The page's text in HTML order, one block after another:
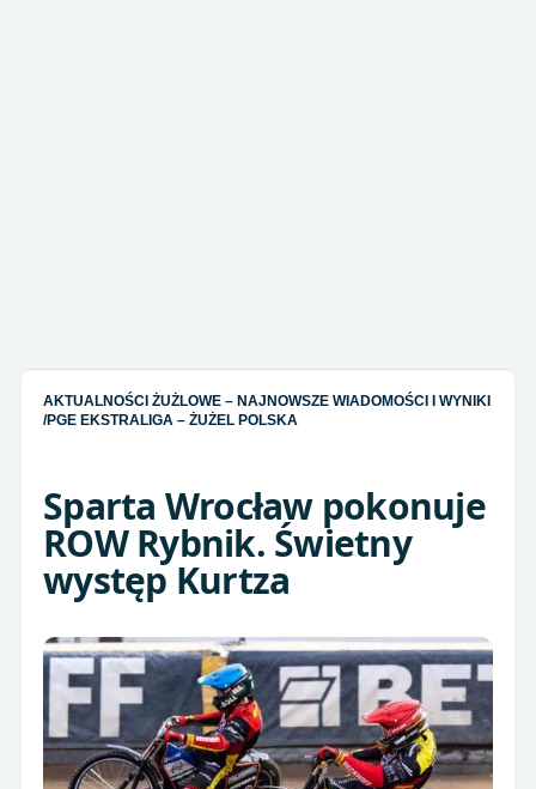
AKTUALNOŚCI ŻUŻLOWE – NAJNOWSZE WIADOMOŚCI I WYNIKI
/PGE EKSTRALIGA – ŻUŻEL POLSKA
Sparta Wrocław pokonuje
ROW Rybnik. Świetny
występ Kurtza